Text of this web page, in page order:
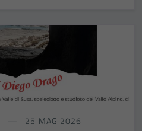
25 MAG 2026